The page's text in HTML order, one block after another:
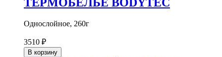
Однослойное, 260г
3510 ₽
В корзину